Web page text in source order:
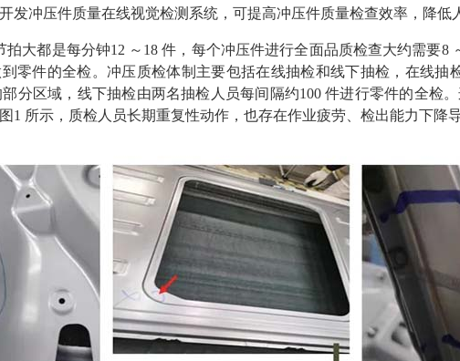
发冲压件质量在线视觉检测系统，可提高冲压件质量检查效率，降低
拍大都是每分钟12 ～18 件，每个冲压件进行全面品质检查大约需要8
零件的全检。冲压质检体制主要包括在线抽检和线下抽检，在线抽
部分区域，线下抽检由两名抽检人员每间隔约100 件进行零件的全检
1 所示，质检人员长期重复性动作，也存在作业疲劳、检出能力下降